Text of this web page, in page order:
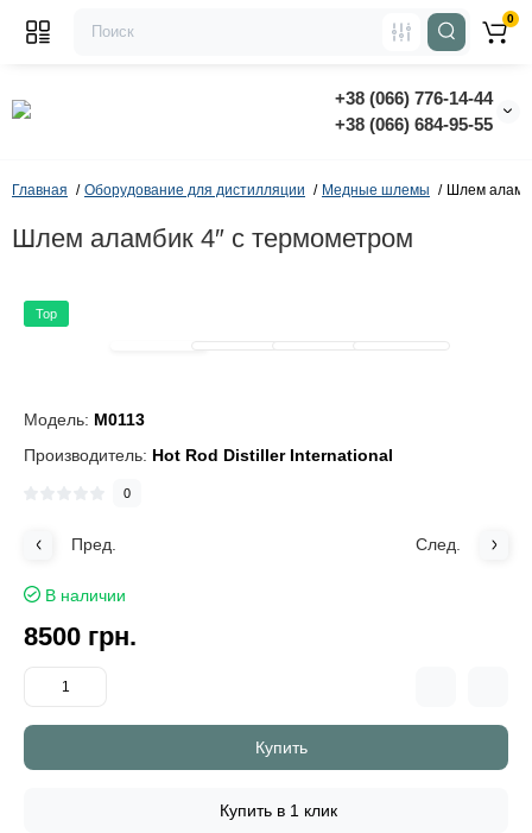
+38 (066) 776-14-44
‭+38 (066) 684-95-55‬
0
Главная Оборудование для дистилляции Медные шлемы Шлем
Шлем аламбик 4″ c термометром
Top
Модель: M0113
Производитель: Hot Rod Distiller International
0
Пред. След.
В наличии
8500 грн.
Купить
Купить в 1 клик